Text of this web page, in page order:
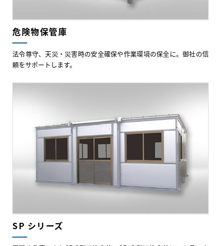
危険物保管庫
法令尊守、天災・災害時の安全確保や作業環境の保全に。御社の信
頼をサポートします。
SP シリーズ